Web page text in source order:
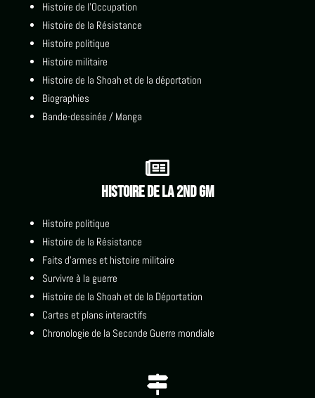
Histoire de l'Occupation
Histoire de la Résistance
Histoire politique
Histoire militaire
Histoire de la Shoah et de la déportation
Biographies
Bande-dessinée / Manga

Histoire de la 2nd GM
Histoire politique
Histoire de la Résistance
Faits d'armes et histoire militaire
Survivre à la guerre
Histoire de la Shoah et de la Déportation
Cartes et plans interactifs
Chronologie de la Seconde Guerre mondiale
